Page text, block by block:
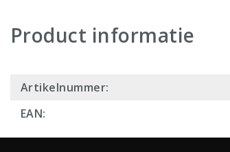
Product informatie
Artikelnummer:
EAN: